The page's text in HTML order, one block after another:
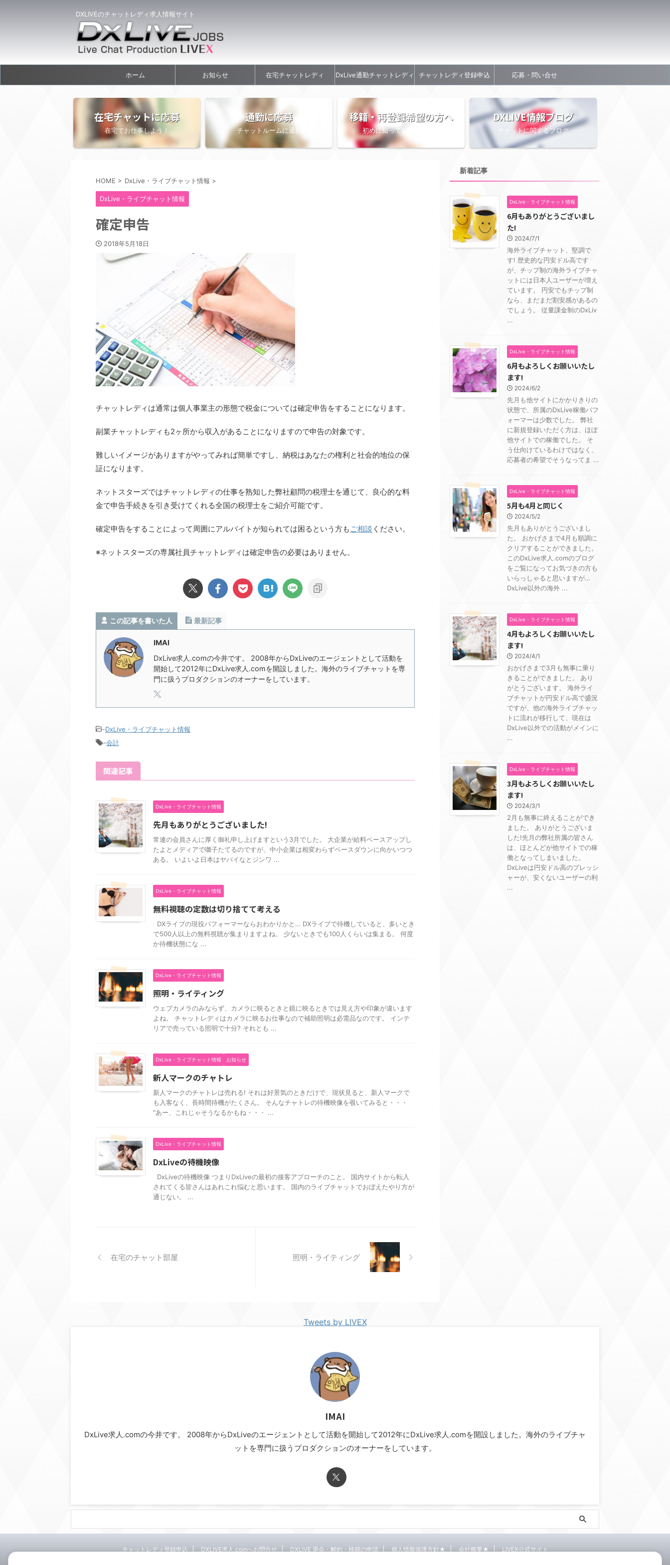
DXLIVEのチャットレディ求人情報サイト
ホーム お知らせ 在宅チャットレディ DxLive通勤チャットレディ チャットレディ登録申込 応募・問い合せ
在宅チャットに応募
在宅でお仕事しよう！
通勤に応募
チャットルームに通勤
移籍・再登録希望の方へ
初めに知っておきたい情報
DXLIVE情報ブログ
チャットに関するブログ
HOME > DxLive・ライブチャット情報 >
DxLive・ライブチャット情報
確定申告
2018年5月18日
チャットレディは通常は個人事業主の形態で税金については確定申告をすることになります。
副業チャットレディも2ヶ所から収入があることになりますので申告の対象です。
難しいイメージがありますがやってみれば簡単ですし、納税はあなたの権利と社会的地位の保
証になります。
ネットスターズではチャットレディの仕事を熟知した弊社顧問の税理士を通じて、良心的な料
金で申告手続きを引き受けてくれる全国の税理士をご紹介可能です。
確定申告をすることによって周囲にアルバイトが知られては困るという方も ご相談 ください。
※ネットスターズの専属社員チャットレディは確定申告の必要はありません。
この記事を書いた人 最新記事
IMAI
DxLive求人.comの今井です。 2008年からDxLiveのエージェントとして活動を
開始して2012年にDxLive求人.comを開設しました。海外のライブチャットを専
門に扱うプロダクションのオーナーをしています。
-DxLive・ライブチャット情報
-会計
関連記事
DxLive・ライブチャット情報
先月もありがとうございました!
常連の会員さんに厚く御礼申し上げますという3月でした。 大企業が給料ベースアップし
たよとメディアで囃子たてるのですが、中小企業は相変わらずベースダウンに向かいつつ
ある。 いよいよ日本はヤバイなとジンワ ...
DxLive・ライブチャット情報
無料視聴の定数は切り捨てて考える
DXライブの現役パフォーマーならおわかりかと… DXライブで待機していると、多いとき
で500人以上の無料視聴が集まりますよね。 少ないときでも100人くらいは集まる。 何度
か待機状態にな ...
DxLive・ライブチャット情報
照明・ライティング
ウェブカメラのみならず、カメラに映るときと鏡に映るときでは見え方や印象が違います
よね。 チャットレディはカメラに映るお仕事なので補助照明は必需品なのです。 インテ
リアで売っている照明で十分? それとも ...
DxLive・ライブチャット情報 お知らせ
新人マークのチャトレ
新人マークのチャトレは売れる! それは好景気のときだけで、現状見ると、新人マークで
も入客なく、長時間待機がたくさん。 そんなチャトレの待機映像を覗いてみると・・・
"あー、これじゃそうなるかもね・・・ ...
DxLive・ライブチャット情報
DxLiveの待機映像
DxLiveの待機映像 つまりDxLiveの最初の接客アプローチのこと。 国内サイトから転入
されてくる皆さんはあれこれ悩むと思います。 国内のライブチャットでおぼえたやり方が
通じない。 ...
在宅のチャット部屋 照明・ライティング
新着記事
DxLive・ライブチャット情報
6月もありがとうございまし
た!
2024/7/1
海外ライブチャット、堅調で
す! 歴史的な円安ドル高です
が、チップ制の海外ライブチャ
ットには日本人ユーザーが増え
ています。 円安でもチップ制
なら、まだまだ割安感があるの
でしょう。 従量課金制のDxLiv
...
DxLive・ライブチャット情報
6月もよろしくお願いいたし
ます!
2024/6/2
先月も他サイトにかかりきりの
状態で、所属のDxLive稼働パフ
ォーマーは少数でした。 弊社
に新規登録いただく方は、ほぼ
他サイトでの稼働でした。 そ
う仕向けているわけではなく、
応募者の希望でそうなってま ...
DxLive・ライブチャット情報
5月も4月と同じく
2024/5/2
先月もありがとうございまし
た。 おかげさまで4月も順調に
クリアすることができました。
このDxLive求人.comのブログ
をご覧になってお気づきの方も
いらっしゃると思いますが…
DxLive以外の海外 ...
DxLive・ライブチャット情報
4月もよろしくお願いいたし
ます!
2024/4/1
おかげさまで3月も無事に乗り
きることができました。 あり
がとうございます。 海外ライ
ブチャットが円安ドル高で盛況
ですが、他の海外ライブチャッ
トに流れが移行して、現在は
DxLive以外での活動がメインに
...
DxLive・ライブチャット情報
3月もよろしくお願いいたし
ます!
2024/3/1
2月も無事に終えることができ
ました。 ありがとうございま
した!先月の弊社所属の皆さん
は、ほとんどが他サイトでの稼
働となってしまいました。
DxLiveは円安ドル高のプレッシ
ャーが、安くないユーザーの利
...
Tweets by LIVEX
IMAI
DxLive求人.comの今井です。 2008年からDxLiveのエージェントとして活動を開始して2012年にDxLive求人.comを開設しました。海外のライブチャ
ットを専門に扱うプロダクションのオーナーをしています。
チャットレディ登録申込 DXLIVE求人.comへお問合せ DXLIVE 退会・解約・移籍の申請 個人情報保護方針★ 会社概要★ LIVEX公式サイト